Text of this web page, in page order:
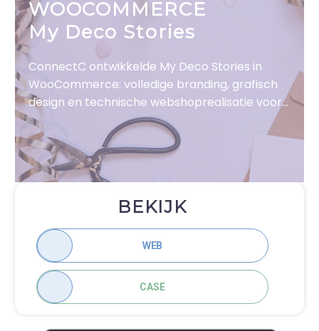
BEKIJK
WEB
CASE
WOOCOMMERCE
My Deco Stories
ConnectC ontwikkelde My Deco Stories in
WooCommerce: volledige branding, grafisch
design en technische webshoprealisatie voor
een gebruiksvriendelijke interface